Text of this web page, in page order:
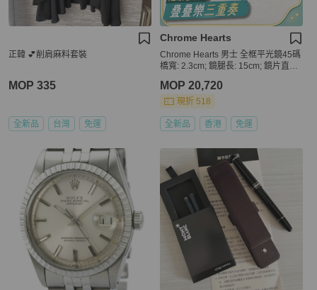
正韓 💕削肩麻料套裝
MOP 335
全新品 台灣 免運
Chrome Hearts
Chrome Hearts 男士 全框平光鏡45碼
橋寬: 2.3cm; 鏡腿長: 15cm; 鏡片直徑:
MOP 20,720
現折 518
全新品 香港 免運